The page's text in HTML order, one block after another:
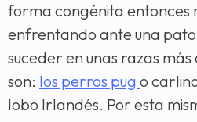
forma congénita entonces
enfrentando ante una
suceder en unas razas
son: los perros pug o
lobo Irlandés. Por esta